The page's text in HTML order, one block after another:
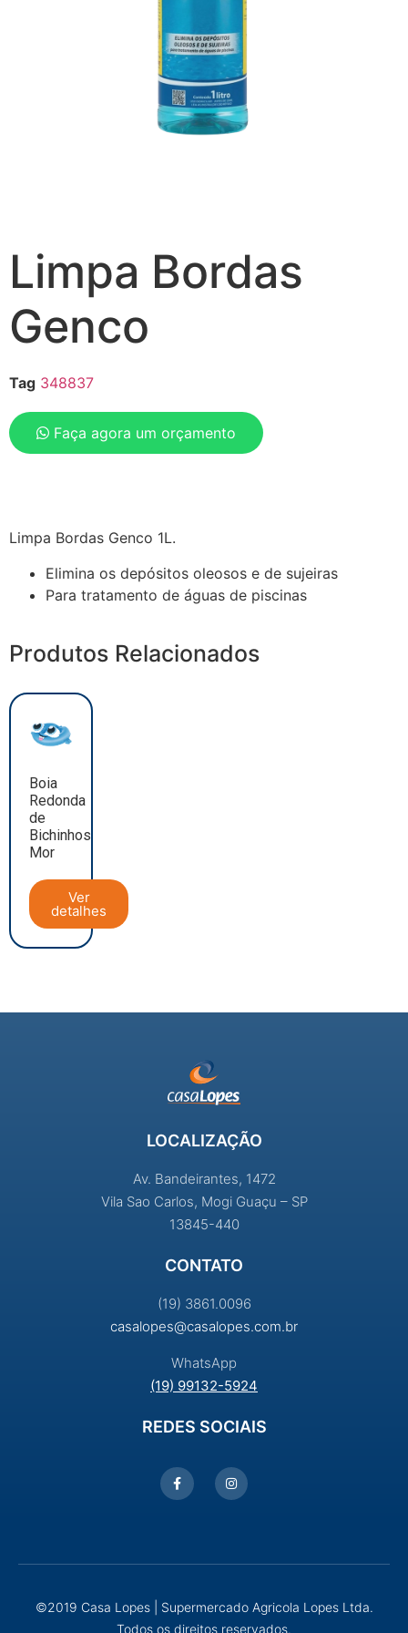
Limpa Bordas
Genco
Tag 348837
Faça agora um orçamento
Limpa Bordas Genco 1L.
Elimina os depósitos oleosos e de sujeiras
Para tratamento de águas de piscinas
Produtos Relacionados
Boia
Redonda
de
Bichinhos
Mor
Ver
detalhes
LOCALIZAÇÃO
Av. Bandeirantes, 1472
Vila Sao Carlos, Mogi Guaçu – SP
13845-440
CONTATO
(19) 3861.0096
casalopes@casalopes.com.br
WhatsApp
(19) 99132-5924
REDES SOCIAIS
©2019 Casa Lopes | Supermercado Agricola Lopes Ltda.
Todos os direitos reservados.